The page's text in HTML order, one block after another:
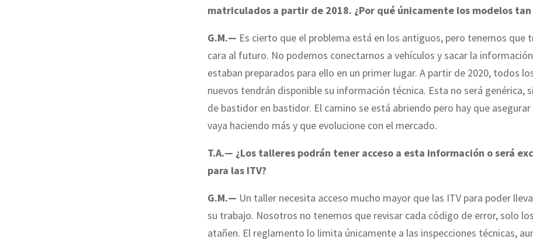
matriculados a partir de 2018. ¿Por qué únicamente los modelos tan
G.M.— Es cierto que el problema está en los antiguos, pero tenemos que
cara al futuro. No podemos conectarnos a vehículos y sacar la
estaban preparados para ello en un primer lugar. A partir de 2020, todos
nuevos tendrán disponible su información técnica. Esta no será genérica,
de bastidor en bastidor. El camino se está abriendo pero hay que asegurar
vaya haciendo más y que evolucione con el mercado.
T.A.— ¿Los talleres podrán tener acceso a esta información o será
para las ITV?
G.M.— Un taller necesita acceso mucho mayor que las ITV para poder
su trabajo. Nosotros no tenemos que revisar cada código de error, solo
atañen. El reglamento lo limita únicamente a las inspecciones técnicas,